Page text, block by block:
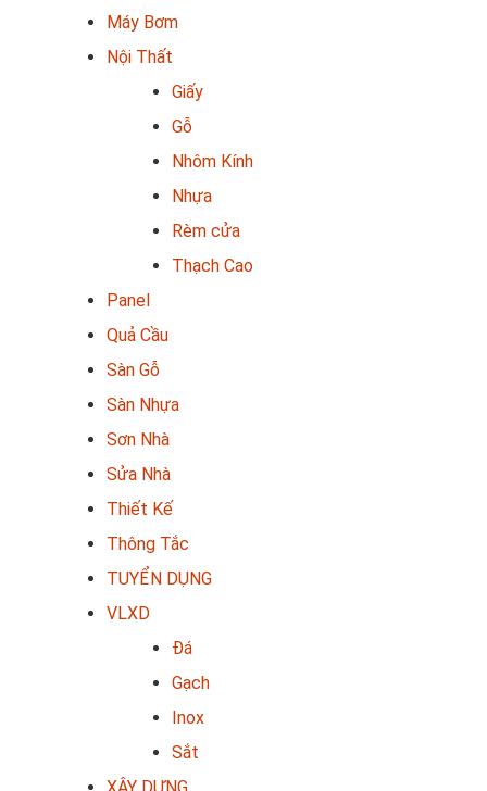
Máy Bơm
Nội Thất
Giấy
Gỗ
Nhôm Kính
Nhựa
Rèm cửa
Thạch Cao
Panel
Quả Cầu
Sàn Gỗ
Sàn Nhựa
Sơn Nhà
Sửa Nhà
Thiết Kế
Thông Tắc
TUYỂN DỤNG
VLXD
Đá
Gạch
Inox
Sắt